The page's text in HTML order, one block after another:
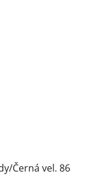
Černá vel. 86